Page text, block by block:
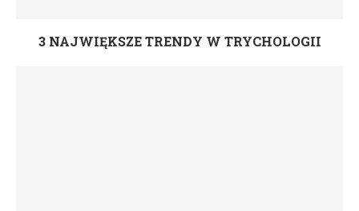
3 NAJWIĘKSZE TRENDY W TRYCHOLOGII